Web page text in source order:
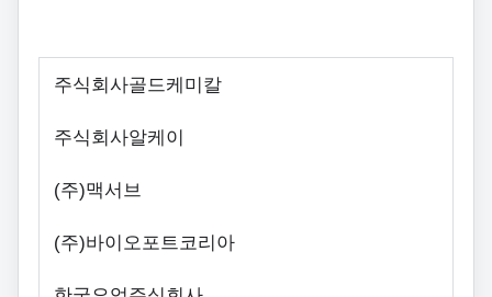
주식회사골드케미칼
주식회사알케이
(주)맥서브
(주)바이오포트코리아